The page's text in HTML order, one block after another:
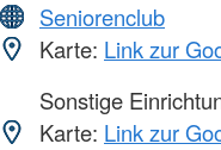
Seniorenclub
Karte: Link zur
Sonstige
Karte: Link zur